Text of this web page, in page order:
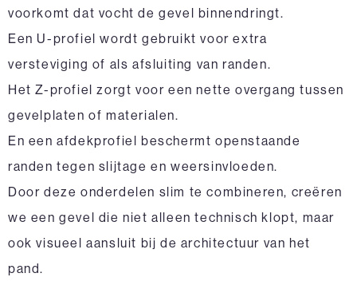
voorkomt dat vocht de gevel binnendringt.
Een U-profiel wordt gebruikt voor extra
versteviging of als afsluiting van randen.
Het Z-profiel zorgt voor een nette overgang tussen
gevelplaten of materialen.
En een afdekprofiel beschermt openstaande
randen tegen slijtage en weersinvloeden.
Door deze onderdelen slim te combineren, creëren
we een gevel die niet alleen technisch klopt, maar
ook visueel aansluit bij de architectuur van het
pand.